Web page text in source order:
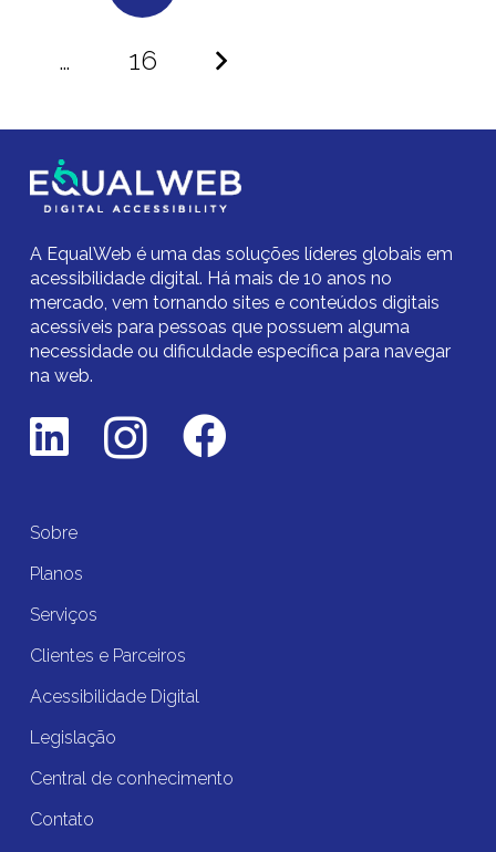
… 16
A EqualWeb é uma das soluções líderes globais em
acessibilidade digital. Há mais de 10 anos no
mercado, vem tornando sites e conteúdos digitais
acessíveis para pessoas que possuem alguma
necessidade ou dificuldade específica para navegar
na web.
Sobre
Planos
Serviços
Clientes e Parceiros
Acessibilidade Digital
Legislação
Central de conhecimento
Contato